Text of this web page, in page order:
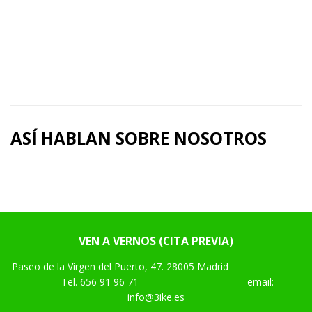
ASÍ HABLAN SOBRE NOSOTROS
VEN A VERNOS (CITA PREVIA)
Paseo de la Virgen del Puerto, 47. 28005 Madrid
Tel. 656 91 96 71
email:
info@3ike.es